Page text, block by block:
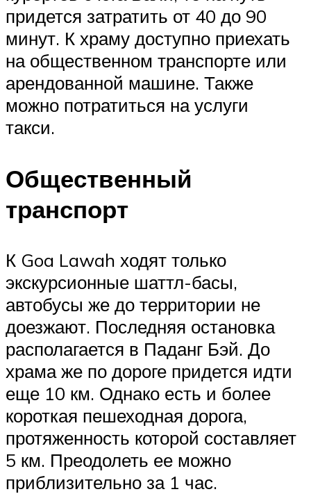
придется затратить от 40 до 90
минут. К храму доступно приехать
на общественном транспорте или
арендованной машине. Также
можно потратиться на услуги
такси.
Общественный
транспорт
К Goa Lawah ходят только
экскурсионные шаттл-басы,
автобусы же до территории не
доезжают. Последняя остановка
располагается в Паданг Бэй. До
храма же по дороге придется идти
еще 10 км. Однако есть и более
короткая пешеходная дорога,
протяженность которой составляет
5 км. Преодолеть ее можно
приблизительно за 1 час.